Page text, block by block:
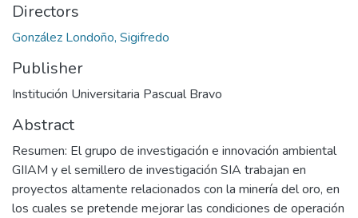
Directors
González Londoño, Sigifredo
Publisher
Institución Universitaria Pascual Bravo
Abstract
Resumen: El grupo de investigación e innovación ambiental
GIIAM y el semillero de investigación SIA trabajan en
proyectos altamente relacionados con la minería del oro, en
los cuales se pretende mejorar las condiciones de operación